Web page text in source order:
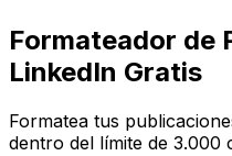
Formateador de
LinkedIn Gratis
Formatea tus
dentro del límite de 3.000